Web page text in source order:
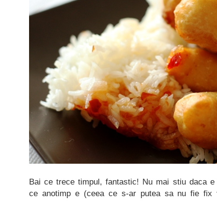
Bai ce trece timpul, fantastic! Nu mai stiu daca
ce anotimp e (ceea ce s-ar putea sa nu fie fix